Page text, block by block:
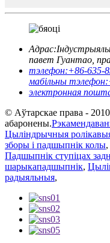
Адрас:
павет Гуантао,
тэлефон:+86-635-
мабільны тэлефон:
электронная
© Аўтарскае права -
абаронены.
Цыліндрычныя
зборы і падшыпнік колы,
Падшыпнік ступіцах
шарыкападшыпнік,
радыяльныя,